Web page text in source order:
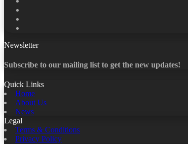
Newsletter
Subscribe to our mailing list to get the new updates!
Quick Links
Home
About Us
News
Legal
Terms & Conditions
Privacy Policy